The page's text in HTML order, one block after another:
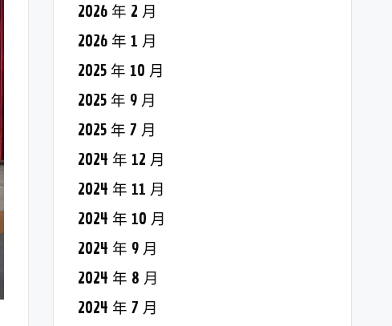
2026 年 2 月
2026 年 1 月
2025 年 10 月
2025 年 9 月
2025 年 7 月
2024 年 12 月
2024 年 11 月
2024 年 10 月
2024 年 9 月
2024 年 8 月
2024 年 7 月